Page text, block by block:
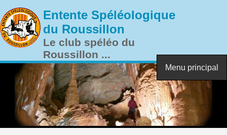
Entente Spéléologique
du Roussillon
Le club spéléo du
Roussillon ...
Menu principal